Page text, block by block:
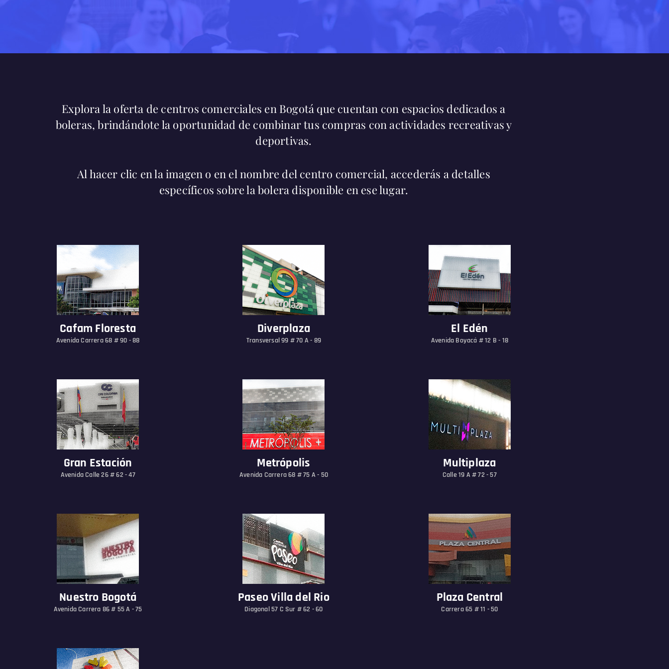
Explora la oferta de centros comerciales en Bogotá que cuentan con espacios dedicados a
boleras, brindándote la oportunidad de combinar tus compras con actividades recreativas y
deportivas.
Al hacer clic en la imagen o en el nombre del centro comercial, accederás a detalles
específicos sobre la bolera disponible en ese lugar.
Cafam Floresta
Avenida Carrera 68 # 90 - 88
Diverplaza
Transversal 99 # 70 A - 89
El Edén
Avenida Boyacá # 12 B - 18
Gran Estación
Avenida Calle 26 # 62 - 47
Metrópolis
Avenida Carrera 68 # 75 A - 50
Multiplaza
Calle 19 A # 72 - 57
Nuestro Bogotá
Avenida Carrera 86 # 55 A - 75
Paseo Villa del Rio
Diagonal 57 C Sur # 62 - 60
Plaza Central
Carrera 65 # 11 - 50